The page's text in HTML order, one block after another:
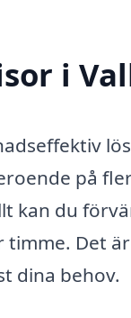
i
på
kan du
Det
dina behov.